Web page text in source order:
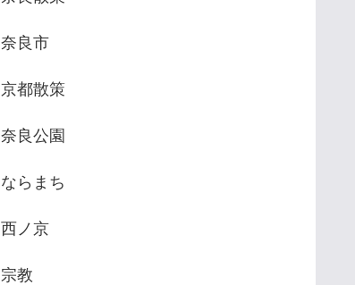
奈良市
京都散策
奈良公園
ならまち
西ノ京
宗教